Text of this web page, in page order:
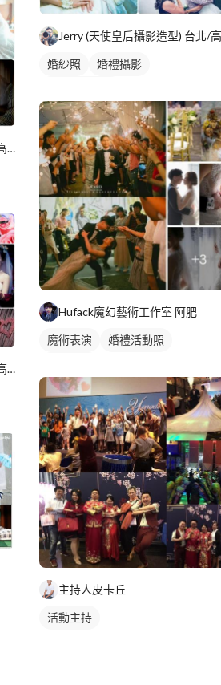
Jerry (天使皇后攝影造型) 台北/高雄
Jerry (天使皇后攝影造型) 台北/高雄
婚紗照
婚禮攝影
Hufack魔幻藝術工作室 阿肥
魔術表演
婚禮活動照
主持人皮卡丘
活動主持